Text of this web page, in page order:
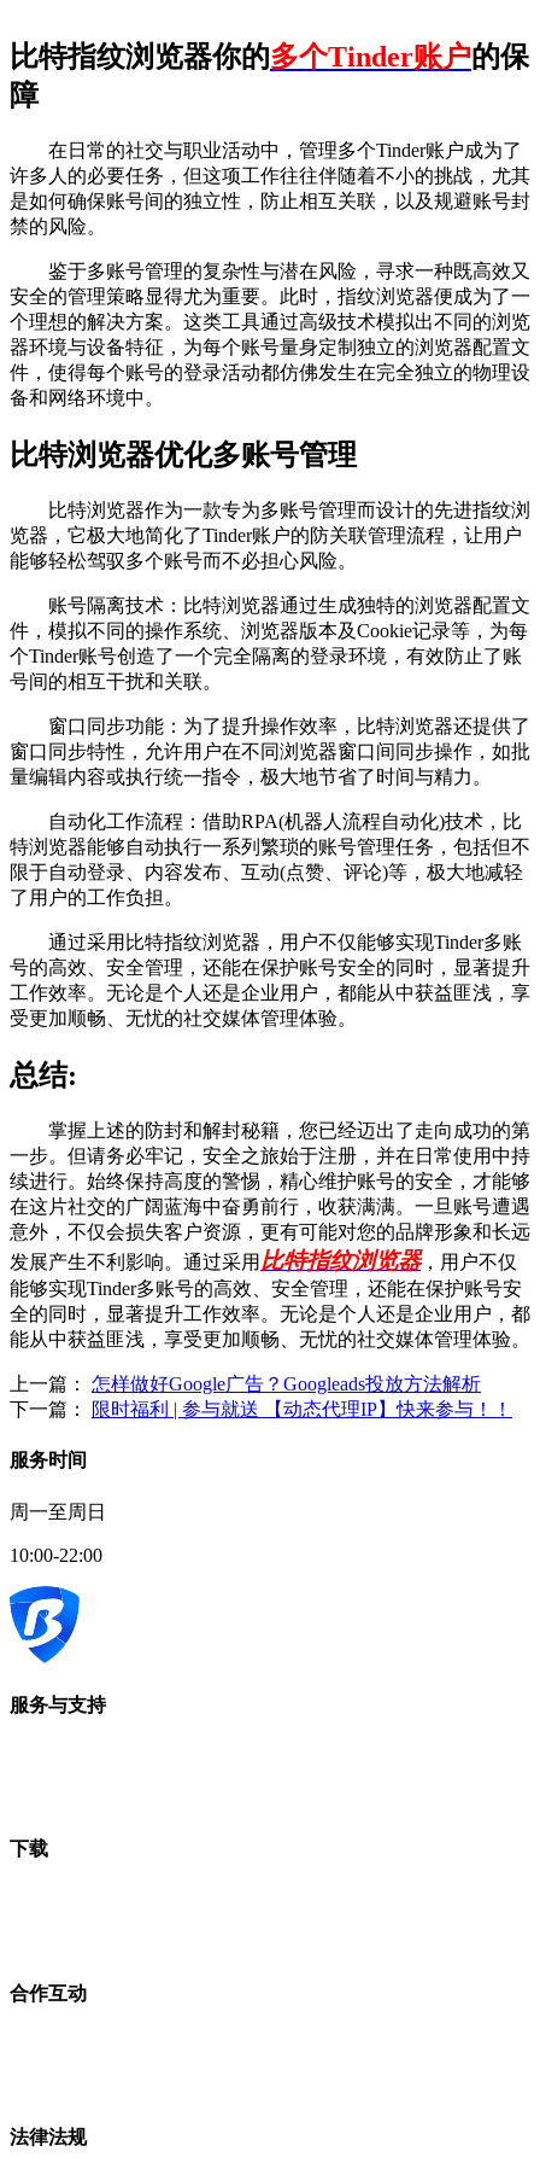
比特指纹浏览器你的多个Tinder账户的保
障
在日常的社交与职业活动中，管理多个Tinder账户成为了
许多人的必要任务，但这项工作往往伴随着不小的挑战，尤其
是如何确保账号间的独立性，防止相互关联，以及规避账号封
禁的风险。
鉴于多账号管理的复杂性与潜在风险，寻求一种既高效又
安全的管理策略显得尤为重要。此时，指纹浏览器便成为了一
个理想的解决方案。这类工具通过高级技术模拟出不同的浏览
器环境与设备特征，为每个账号量身定制独立的浏览器配置文
件，使得每个账号的登录活动都仿佛发生在完全独立的物理设
备和网络环境中。
比特浏览器优化多账号管理
比特浏览器作为一款专为多账号管理而设计的先进指纹浏
览器，它极大地简化了Tinder账户的防关联管理流程，让用户
能够轻松驾驭多个账号而不必担心风险。
账号隔离技术：比特浏览器通过生成独特的浏览器配置文
件，模拟不同的操作系统、浏览器版本及Cookie记录等，为每
个Tinder账号创造了一个完全隔离的登录环境，有效防止了账
号间的相互干扰和关联。
窗口同步功能：为了提升操作效率，比特浏览器还提供了
窗口同步特性，允许用户在不同浏览器窗口间同步操作，如批
量编辑内容或执行统一指令，极大地节省了时间与精力。
自动化工作流程：借助RPA(机器人流程自动化)技术，比
特浏览器能够自动执行一系列繁琐的账号管理任务，包括但不
限于自动登录、内容发布、互动(点赞、评论)等，极大地减轻
了用户的工作负担。
通过采用比特指纹浏览器，用户不仅能够实现Tinder多账
号的高效、安全管理，还能在保护账号安全的同时，显著提升
工作效率。无论是个人还是企业用户，都能从中获益匪浅，享
受更加顺畅、无忧的社交媒体管理体验。
总结:
掌握上述的防封和解封秘籍，您已经迈出了走向成功的第
一步。但请务必牢记，安全之旅始于注册，并在日常使用中持
续进行。始终保持高度的警惕，精心维护账号的安全，才能够
在这片社交的广阔蓝海中奋勇前行，收获满满。一旦账号遭遇
意外，不仅会损失客户资源，更有可能对您的品牌形象和长远
发展产生不利影响。通过采用 比特指纹浏览器，用户不仅
能够实现Tinder多账号的高效、安全管理，还能在保护账号安
全的同时，显著提升工作效率。无论是个人还是企业用户，都
能从中获益匪浅，享受更加顺畅、无忧的社交媒体管理体验。
上一篇： 怎样做好Google广告？Googleads投放方法解析
下一篇：
限时福利 | 参与就送 【动态代理IP】快来参与！！
服务时间
周一至周日
10:00-22:00
服务与支持
下载
合作互动
法律法规